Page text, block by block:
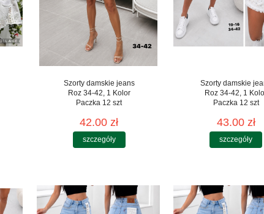
Szorty damskie jeans
Roz 34-42, 1 Kolor
Paczka 12 szt
42.00 zł
szczegóły
Szorty damskie
Roz 34-42, 1
Paczka 12 szt
43.00 zł
szczegóły